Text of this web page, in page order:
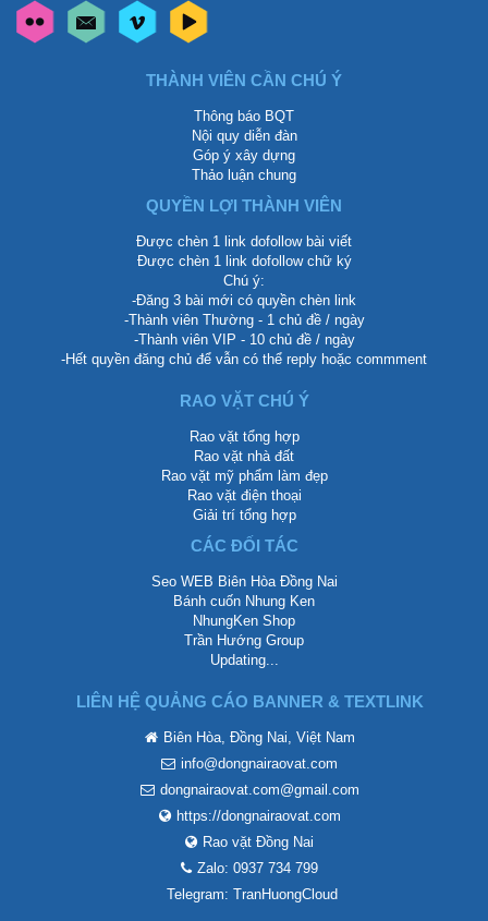
THÀNH VIÊN CẦN CHÚ Ý
Thông báo BQT
Nội quy diễn đàn
Góp ý xây dựng
Thảo luận chung
QUYỀN LỢI THÀNH VIÊN
Được chèn 1 link dofollow bài viết
Được chèn 1 link dofollow chữ ký
Chú ý:
-Đăng 3 bài mới có quyền chèn link
-Thành viên Thường - 1 chủ đề / ngày
-Thành viên VIP - 10 chủ đề / ngày
-Hết quyền đăng chủ để vẫn có thể reply hoặc commment
RAO VẶT CHÚ Ý
Rao vặt tổng hợp
Rao vặt nhà đất
Rao vặt mỹ phẩm làm đẹp
Rao vặt điện thoại
Giải trí tổng hợp
CÁC ĐỐI TÁC
Seo WEB Biên Hòa Đồng Nai
Bánh cuốn Nhung Ken
NhungKen Shop
Trần Hướng Group
Updating...
LIÊN HỆ QUẢNG CÁO BANNER & TEXTLINK
Biên Hòa, Đồng Nai, Việt Nam
info@dongnairaovat.com
dongnairaovat.com@gmail.com
https://dongnairaovat.com
Rao vặt Đồng Nai
Zalo: 0937 734 799
Telegram: TranHuongCloud